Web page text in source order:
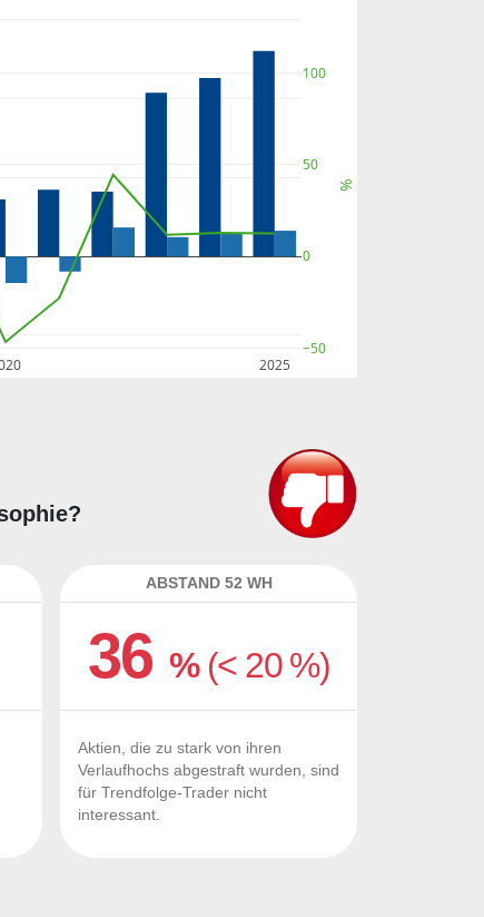
2025
−50
0
50
100
%
ABSTAND 52 WH
36% (< 20 %)
Aktien, die zu stark von ihren
Verlaufhochs abgestraft wurden, sind
für Trendfolge-Trader nicht
interessant.